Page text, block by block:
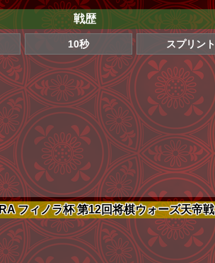
戦歴
10秒 スプリント
フィノラ杯 第12回将棋ウォーズ天帝戦